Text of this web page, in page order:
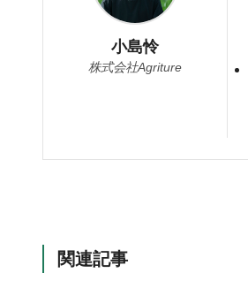
小島怜
株式会社Agriture
関連記事